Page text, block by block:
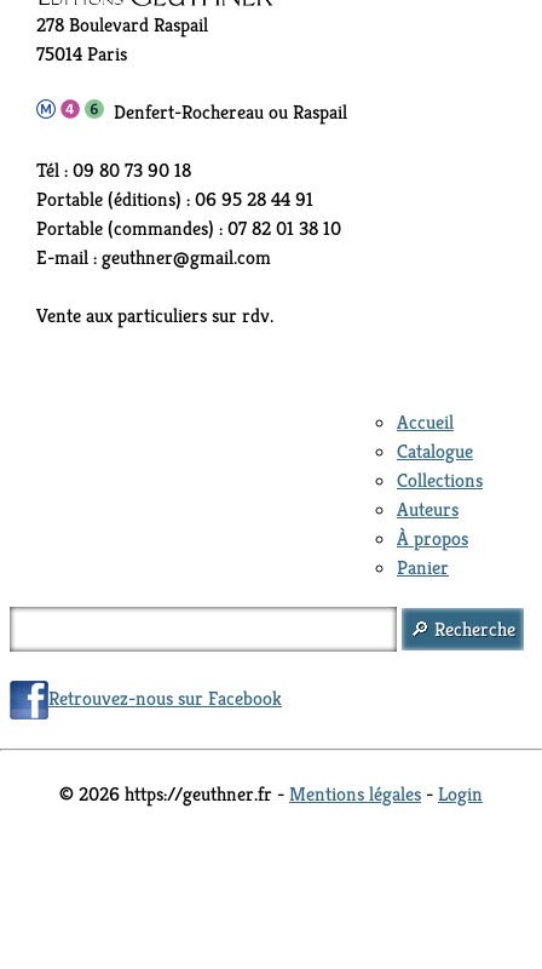
278 Boulevard Raspail
75014 Paris
Denfert-Rochereau ou Raspail
Tél : 09 80 73 90 18
Portable (éditions) : 06 95 28 44 91
Portable (commandes) : 07 82 01 38 10
E-mail : geuthner@gmail.com
Vente aux particuliers sur rdv.
Accueil
Catalogue
Collections
Auteurs
À propos
Panier
Retrouvez-nous sur Facebook
© 2026 https://geuthner.fr -Mentions légales -Login